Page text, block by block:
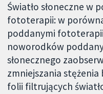
Światło słoneczne w
fototerapii: w
poddanymi
noworodków
słonecznego
zmniejszania
folii filtrujących